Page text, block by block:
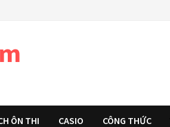
ÔN THI CASIO CÔNG THỨC